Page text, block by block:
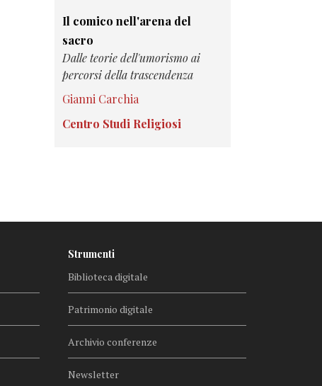
Il comico nell'arena del
sacro
Dalle teorie dell'umorismo ai
percorsi della trascendenza
Gianni Carchia
Centro Studi Religiosi
Strumenti
Biblioteca digitale
Patrimonio digitale
Archivio conferenze
Newsletter